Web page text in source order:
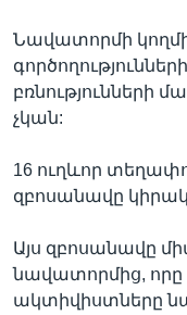
Նավատորմի
բռնությունների
չկան:
16 ուղևոր
զբոսանավը
Այս զբոսանավը
նավատորմից,
ակտիվիստները